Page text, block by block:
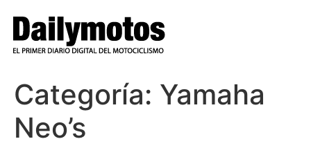
contenido
Categoría: Yamaha
Neo’s